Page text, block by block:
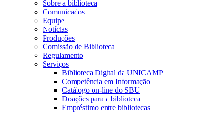
Sobre a biblioteca
Comunicados
Equipe
Notícias
Produções
Comissão de Biblioteca
Regulamento
Serviços
Biblioteca Digital da UNICAMP
Competência em Informação
Catálogo on-line do SBU
Doações para a biblioteca
Empréstimo entre bibliotecas